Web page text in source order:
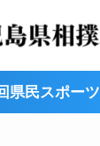
民スポー